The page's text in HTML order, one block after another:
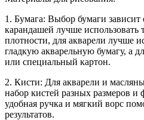
1. Бумага: Выбор бумаги
карандашей лучше использовать
плотности, для акварели лучше
гладкую акварельную бумагу, а
или специальный картон.
2. Кисти: Для акварели и
набор кистей разных размеров
удобная ручка и мягкий ворс
результатов.